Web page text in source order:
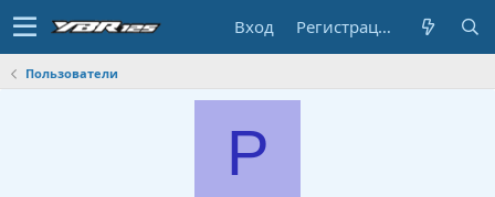
Вход Регистрация
Пользователи
Р